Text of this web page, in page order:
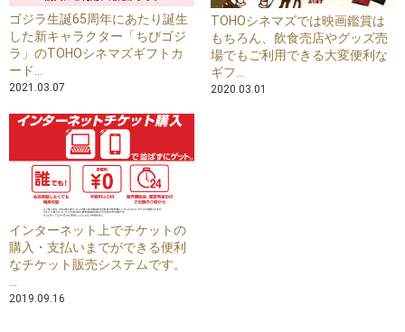
ゴジラ生誕65周年にあたり誕生
した新キャラクター「ちびゴジ
ラ」のTOHOシネマズギフトカ
ード...
2021.03.07
TOHOシネマズでは映画鑑賞は
もちろん、飲食売店やグッズ売
場でもご利用できる大変便利な
ギフ...
2020.03.01
インターネット上でチケットの
購入・支払いまでができる便利
なチケット販売システムです。
2019.09.16